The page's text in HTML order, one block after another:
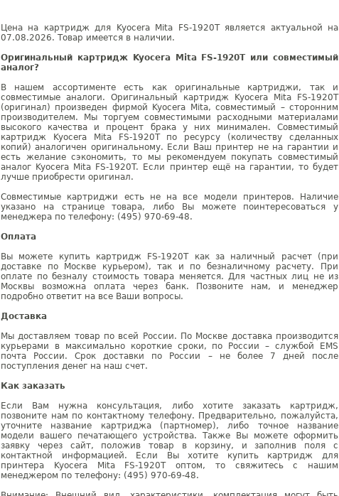
Цена на картридж для Kyocera Mita FS-1920T является актуальной на
07.08.2026. Товар имеется в наличии.
Оригинальный картридж Kyocera Mita FS-1920T или совместимый
аналог?
В нашем ассортименте есть как оригинальные картриджи, так и
совместимые аналоги. Оригинальный картридж Kyocera Mita FS-1920T
(оригинал) произведен фирмой Kyocera Mita, совместимый – сторонним
производителем. Мы торгуем совместимыми расходными материалами
высокого качества и процент брака у них минимален. Совместимый
картридж Kyocera Mita FS-1920T по ресурсу (количеству сделанных
копий) аналогичен оригинальному. Если Ваш принтер не на гарантии и
есть желание сэкономить, то мы рекомендуем покупать совместимый
аналог Kyocera Mita FS-1920T. Если принтер ещё на гарантии, то будет
лучше приобрести оригинал.
Совместимые картриджи есть не на все модели принтеров. Наличие
указано на странице товара, либо Вы можете поинтересоваться у
менеджера по телефону: (495) 970-69-48.
Оплата
Вы можете купить картридж FS-1920T как за наличный расчет (при
доставке по Москве курьером), так и по безналичному расчету. При
оплате по безналу стоимость товара меняется. Для частных лиц не из
Москвы возможна оплата через банк. Позвоните нам, и менеджер
подробно ответит на все Ваши вопросы.
Доставка
Мы доставляем товар по всей России. По Москве доставка производится
курьерами в максимально короткие сроки, по России – службой EMS
почта России. Срок доставки по России – не более 7 дней после
поступления денег на наш счет.
Как заказать
Если Вам нужна консультация, либо хотите заказать картридж,
позвоните нам по контактному телефону. Предварительно, пожалуйста,
уточните название картриджа (партномер), либо точное название
модели вашего печатающего устройства. Также Вы можете оформить
заявку через сайт, положив товар в корзину, и заполнив поля с
контактной информацией. Если Вы хотите купить картридж для
принтера Kyocera Mita FS-1920T оптом, то свяжитесь с нашим
менеджером по телефону: (495) 970-69-48.